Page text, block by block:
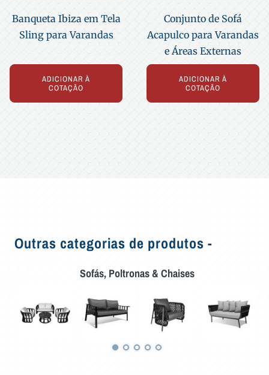
Banqueta Ibiza em Tela
Sling para Varandas
ADICIONAR À
COTAÇÃO
Conjunto de Sofá
Acapulco para Varandas
e Áreas Externas
ADICIONAR À
COTAÇÃO
Outras categorias de produtos -
Sofás, Poltronas & Chaises